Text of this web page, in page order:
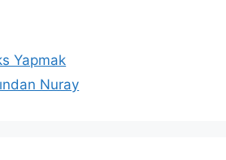
Yapmak
Nuray